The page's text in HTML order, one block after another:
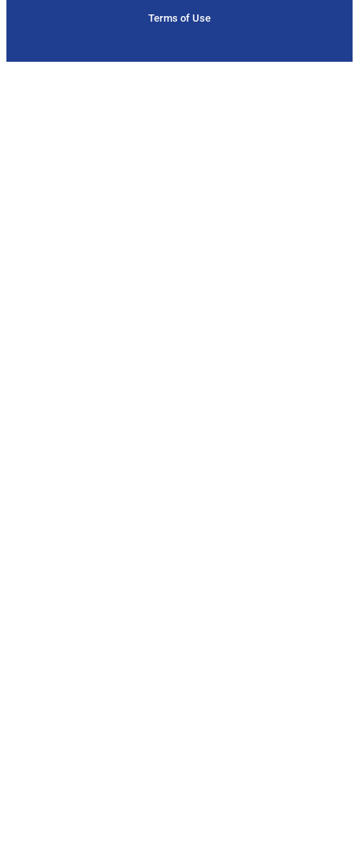
Terms of Use